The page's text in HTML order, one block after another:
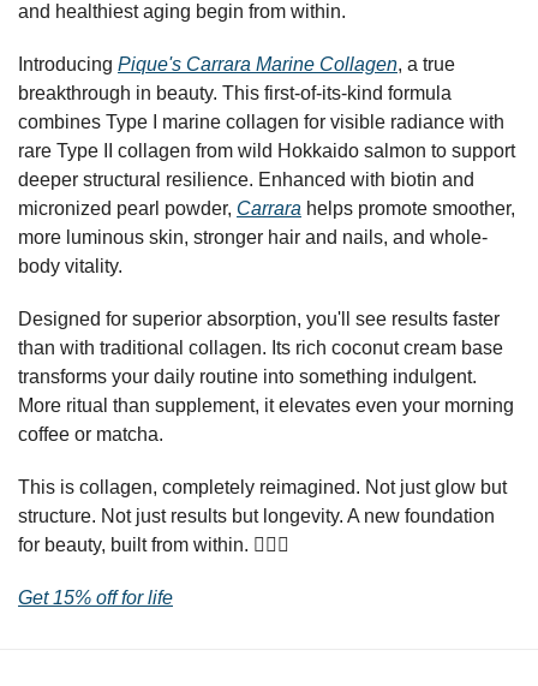
and healthiest aging begin from within.
Introducing Pique's Carrara Marine Collagen, a true
breakthrough in beauty. This first-of-its-kind formula
combines Type I marine collagen for visible radiance with
rare Type II collagen from wild Hokkaido salmon to support
deeper structural resilience. Enhanced with biotin and
micronized pearl powder, Carrara helps promote smoother,
more luminous skin, stronger hair and nails, and whole-
body vitality.
Designed for superior absorption, you'll see results faster
than with traditional collagen. Its rich coconut cream base
transforms your daily routine into something indulgent.
More ritual than supplement, it elevates even your morning
coffee or matcha.
This is collagen, completely reimagined. Not just glow but
structure. Not just results but longevity. A new foundation
for beauty, built from within. 🧜‍♀️ ✨
Get 15% off for life